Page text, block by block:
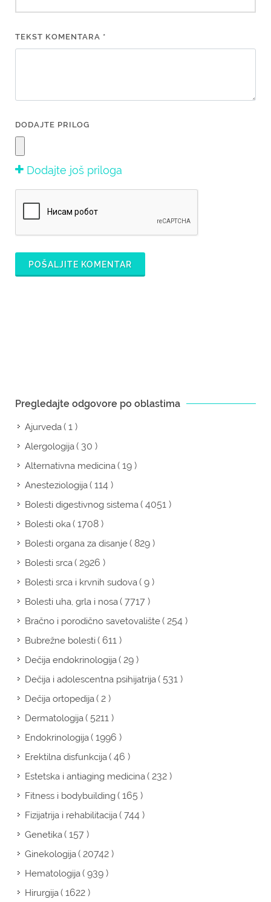
TEKST KOMENTARA *
DODAJTE PRILOG
Dodajte još priloga
POŠALJITE KOMENTAR
Pregledajte odgovore po oblastima
Ajurveda( 1 )
Alergologija( 30 )
Alternativna medicina( 19 )
Anesteziologija( 114 )
Bolesti digestivnog sistema( 4051 )
Bolesti oka( 1708 )
Bolesti organa za disanje( 829 )
Bolesti srca( 2926 )
Bolesti srca i krvnih sudova( 9 )
Bolesti uha, grla i nosa( 7717 )
Bračno i porodično savetovalište( 254 )
Bubrežne bolesti( 611 )
Dečija endokrinologija( 29 )
Dečija i adolescentna psihijatrija( 531 )
Dečija ortopedija( 2 )
Dermatologija( 5211 )
Endokrinologija( 1996 )
Erektilna disfunkcija( 46 )
Estetska i antiaging medicina( 232 )
Fitness i bodybuilding( 165 )
Fizijatrija i rehabilitacija( 744 )
Genetika( 157 )
Ginekologija( 20742 )
Hematologija( 939 )
Hirurgija( 1622 )